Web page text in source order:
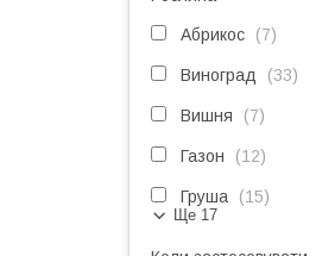
Абрикос 7
Виноград 33
Вишня 7
Газон 12
Груша 15
Ще 17